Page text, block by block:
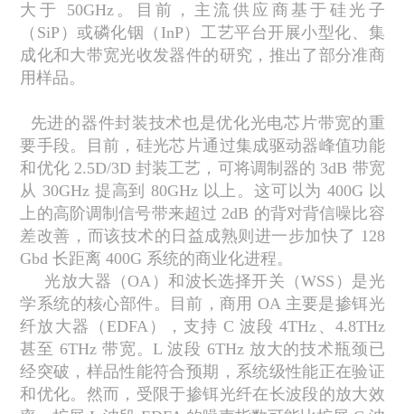
大于
50GHz。目前，主流供应商基于硅光子
（ SiP）或磷化铟（ InP）工艺平台开展小型化、集
成化和大带宽光收发器件的研究，推出了部分准商
用样品。
先进的器件封装技术也是优化光电芯片带宽的重
要手段。目前，硅光芯片通过集成驱动器峰值功能
和优化2.5D/3D 封装工艺，可将调制器的 3dB 带宽
从 30GHz 提高到 80GHz 以上。这可以为 400G 以
上的高阶调制信号带来超过 2dB 的背对背信噪比容
差改善，而该技术的日益成熟则进一步加快了 128
Gbd长距离 400G 系统的商业化进程。
光放大器（OA ）和波长选择开关（WSS ）是光
学系统的核心部件。目前，商用 OA 主要是掺铒光
纤放大器（ EDFA），支持 C波段 4THz 、 4.8THz
甚至 6THz 带宽。L波段 6THz 放大的技术瓶颈已
经突破，样品性能符合预期，系统级性能正在验证
和优化。然而，受限于掺铒光纤在长波段的放大效